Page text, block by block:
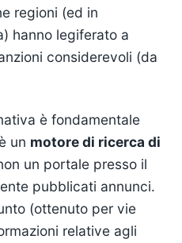
regioni (ed in
hanno legiferato a
considerevoli (da
è fondamentale
un motore di ricerca di
un portale presso il
pubblicati annunci.
(ottenuto per vie
relative agli